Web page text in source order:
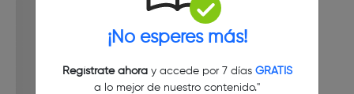
¡No esperes más!
Regístrate ahoray accede por 7 días GRATIS
a lo mejor de nuestro contenido."